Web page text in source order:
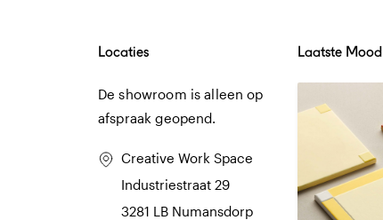
Laatste Mood
Locaties
De showroom is alleen op
afspraak geopend.
Creative Work Space
Industriestraat 29
3281 LB Numansdorp